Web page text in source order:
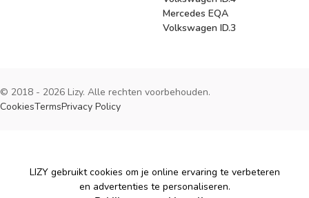
Mercedes EQA
Volkswagen ID.3
© 2018 - 2026 Lizy. Alle rechten voorbehouden.
CookiesTermsPrivacy Policy
Cookies
LIZY gebruikt cookies om je online ervaring te verbeteren
en advertenties te personaliseren.